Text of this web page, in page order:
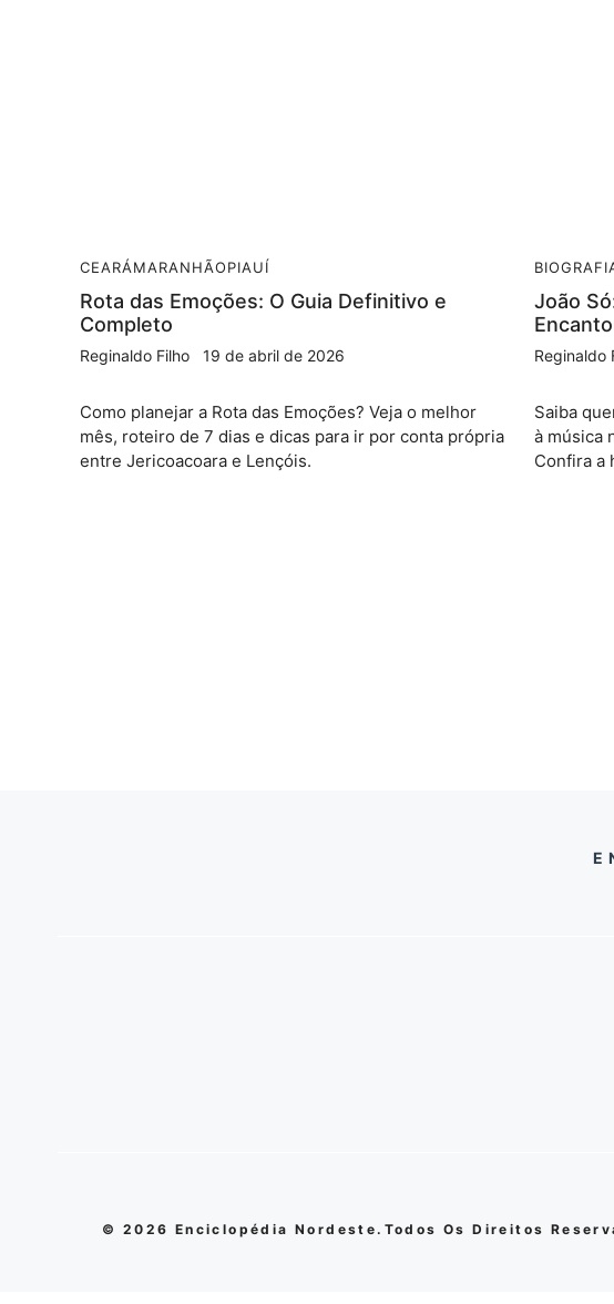
CEARÁMARANHÃOPIAUÍ
Rota das Emoções: O Guia Definitivo e
Completo
Reginaldo Filho 19 de abril de 2026
Como planejar a Rota das Emoções? Veja o melhor
mês, roteiro de 7 dias e dicas para ir por conta própria
entre Jericoacoara e Lençóis.
João
Reginaldo
Saiba
à música
Confira a
© 2026 Enciclopédia Nordeste.Todos Os Direitos